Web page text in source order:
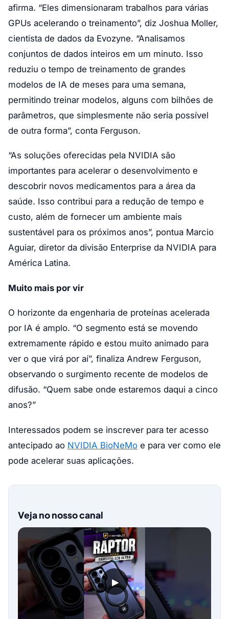
afirma. “Eles dimensionaram trabalhos para várias
GPUs acelerando o treinamento”, diz Joshua Moller,
cientista de dados da Evozyne. “Analisamos
conjuntos de dados inteiros em um minuto. Isso
reduziu o tempo de treinamento de grandes
modelos de IA de meses para uma semana,
permitindo treinar modelos, alguns com bilhões de
parâmetros, que simplesmente não seria possível
de outra forma”, conta Ferguson.
“As soluções oferecidas pela NVIDIA são
importantes para acelerar o desenvolvimento e
descobrir novos medicamentos para a área da
saúde. Isso contribui para a redução de tempo e
custo, além de fornecer um ambiente mais
sustentável para os próximos anos”, pontua Marcio
Aguiar, diretor da divisão Enterprise da NVIDIA para
América Latina.
Muito mais por vir
O horizonte da engenharia de proteínas acelerada
por IA é amplo. “O segmento está se movendo
extremamente rápido e estou muito animado para
ver o que virá por aí”, finaliza Andrew Ferguson,
observando o surgimento recente de modelos de
difusão. “Quem sabe onde estaremos daqui a cinco
anos?”
Interessados podem se inscrever para ter acesso
antecipado ao NVIDIA BioNeMo e para ver como ele
pode acelerar suas aplicações.
Veja no nosso canal
▶